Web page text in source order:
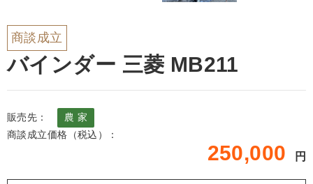
商談成立
バインダー 三菱 MB211
販売先：
農 家
商談成立価格（税込）：
250,000 円